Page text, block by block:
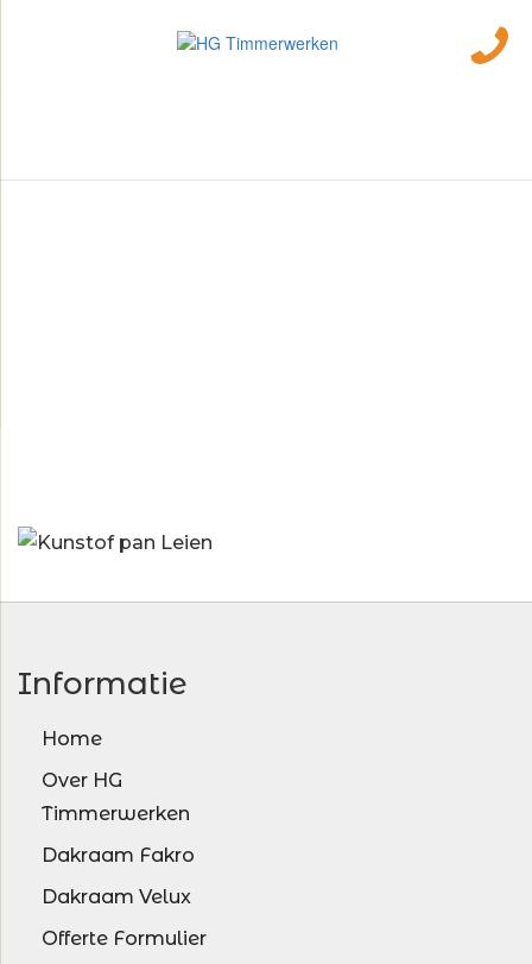
Informatie
Home
Over HG
Timmerwerken
Dakraam Fakro
Dakraam Velux
Offerte Formulier